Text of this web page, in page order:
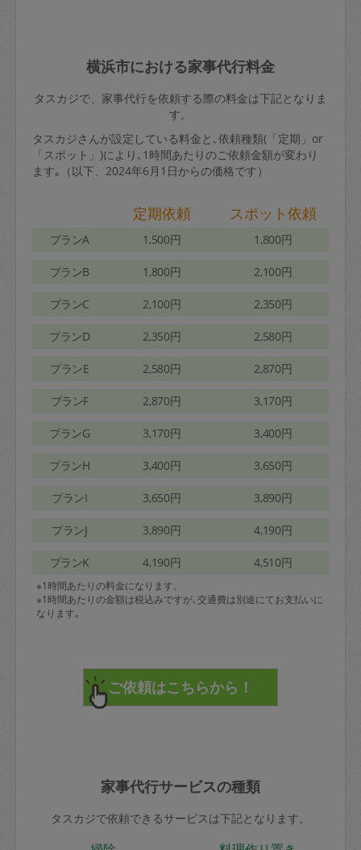
横浜市における家事代行料金
タスカジで、家事代行を依頼する際の料金は下記となりま
す。
タスカジさんが設定している料金と､依頼種類(「定期」or
「スポット」)により､1時間あたりのご依頼金額が変わり
ます｡（以下、2024年6月1日からの価格です）
定期依頼 スポット依頼
プランA 1,500円 1,800円
プランB 1,800円 2,100円
プランC 2,100円 2,350円
プランD 2,350円 2,580円
プランE 2,580円 2,870円
プランF 2,870円 3,170円
プランG 3,170円 3,400円
プランH 3,400円 3,650円
プランI 3,650円 3,890円
プランJ 3,890円 4,190円
プランK 4,190円 4,510円
※1時間あたりの料金になります。
※1時間あたりの金額は税込みですが､交通費は別途にてお支払いに
なります｡
家事代行サービスの種類
タスカジで依頼できるサービスは下記となります。